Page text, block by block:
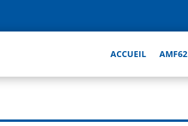
ACCUEIL AMF62